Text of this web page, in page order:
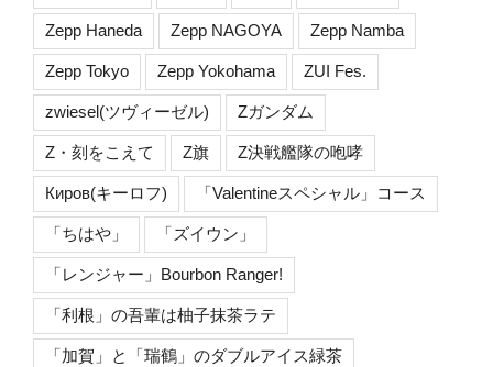
Zepp Haneda Zepp NAGOYA Zepp Namba
Zepp Tokyo Zepp Yokohama ZUI Fes.
zwiesel(ツヴィーゼル) Zガンダム
Z・刻をこえて Z旗 Z決戦艦隊の咆哮
Киров(キーロフ) 「Valentineスペシャル」コース
「ちはや」 「ズイウン」
「レンジャー」Bourbon Ranger!
「利根」の吾輩は柚子抹茶ラテ
「加賀」と「瑞鶴」のダブルアイス緑茶